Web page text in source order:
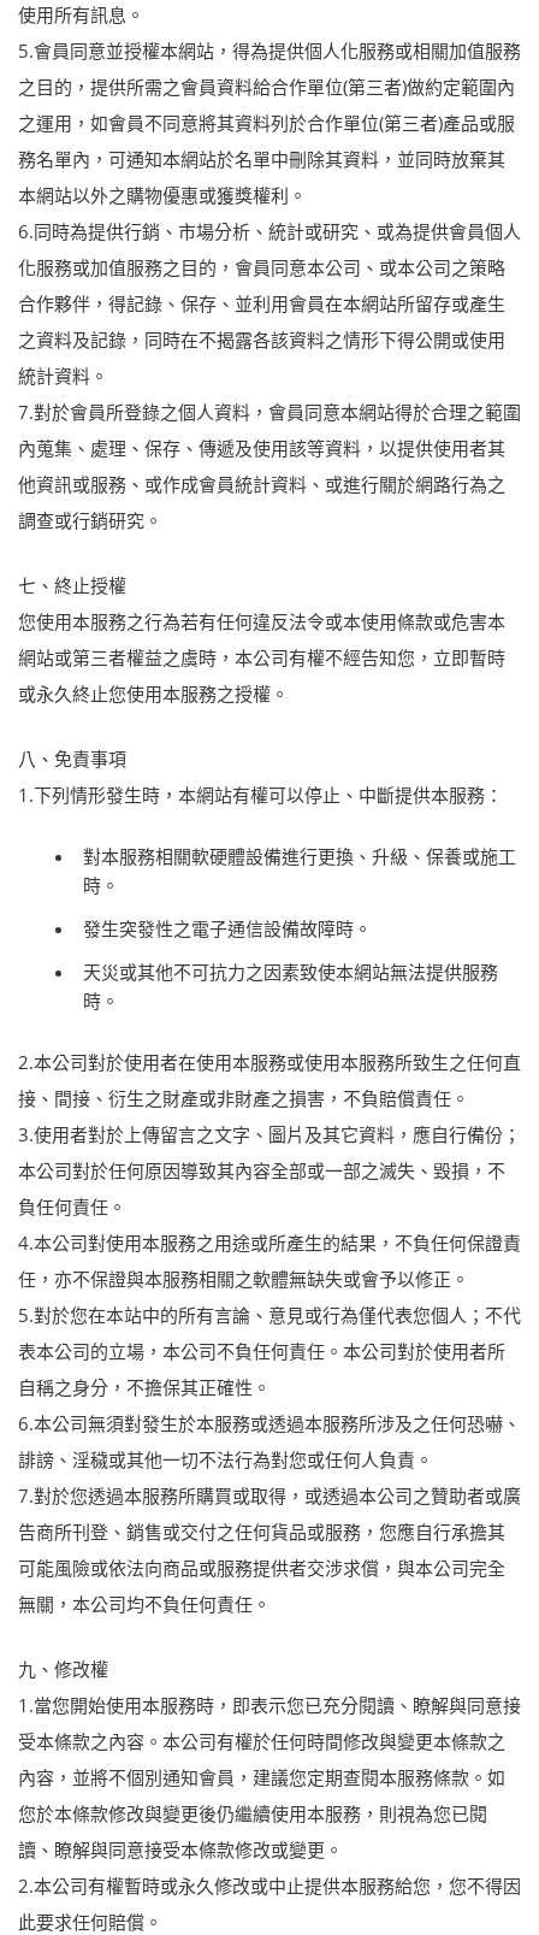
使用所有訊息。
5.會員同意並授權本網站，得為提供個人化服務或相關加值服務
之目的，提供所需之會員資料給合作單位(第三者)做約定範圍內
之運用，如會員不同意將其資料列於合作單位(第三者)產品或服
務名單內，可通知本網站於名單中刪除其資料，並同時放棄其
本網站以外之購物優惠或獲獎權利。
6.同時為提供行銷、市場分析、統計或研究、或為提供會員個人
化服務或加值服務之目的，會員同意本公司、或本公司之策略
合作夥伴，得記錄、保存、並利用會員在本網站所留存或產生
之資料及記錄，同時在不揭露各該資料之情形下得公開或使用
統計資料。
7.對於會員所登錄之個人資料，會員同意本網站得於合理之範圍
內蒐集、處理、保存、傳遞及使用該等資料，以提供使用者其
他資訊或服務、或作成會員統計資料、或進行關於網路行為之
調查或行銷研究。
七、終止授權
您使用本服務之行為若有任何違反法令或本使用條款或危害本
網站或第三者權益之虞時，本公司有權不經告知您，立即暫時
或永久終止您使用本服務之授權。
八、免責事項
1.下列情形發生時，本網站有權可以停止、中斷提供本服務：
對本服務相關軟硬體設備進行更換、升級、保養或施工
時。
發生突發性之電子通信設備故障時。
天災或其他不可抗力之因素致使本網站無法提供服務
時。
2.本公司對於使用者在使用本服務或使用本服務所致生之任何直
接、間接、衍生之財產或非財產之損害，不負賠償責任。
3.使用者對於上傳留言之文字、圖片及其它資料，應自行備份；
本公司對於任何原因導致其內容全部或一部之滅失、毀損，不
負任何責任。
4.本公司對使用本服務之用途或所產生的結果，不負任何保證責
任，亦不保證與本服務相關之軟體無缺失或會予以修正。
5.對於您在本站中的所有言論、意見或行為僅代表您個人；不代
表本公司的立場，本公司不負任何責任。本公司對於使用者所
自稱之身分，不擔保其正確性。
6.本公司無須對發生於本服務或透過本服務所涉及之任何恐嚇、
誹謗、淫穢或其他一切不法行為對您或任何人負責。
7.對於您透過本服務所購買或取得，或透過本公司之贊助者或廣
告商所刊登、銷售或交付之任何貨品或服務，您應自行承擔其
可能風險或依法向商品或服務提供者交涉求償，與本公司完全
無關，本公司均不負任何責任。
九、修改權
1.當您開始使用本服務時，即表示您已充分閱讀、瞭解與同意接
受本條款之內容。本公司有權於任何時間修改與變更本條款之
內容，並將不個別通知會員，建議您定期查閱本服務條款。如
您於本條款修改與變更後仍繼續使用本服務，則視為您已閱
讀、瞭解與同意接受本條款修改或變更。
2.本公司有權暫時或永久修改或中止提供本服務給您，您不得因
此要求任何賠償。